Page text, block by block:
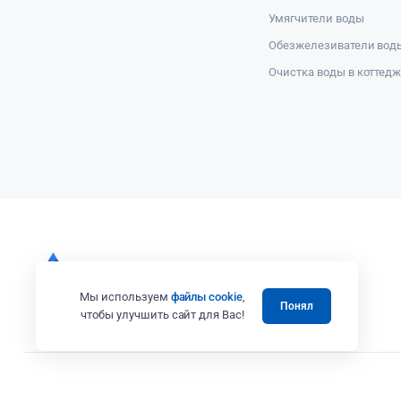
Умягчители воды
Обезжелезиватели
Очистка воды в
Мы используем файлы cookie,
чтобы улучшить сайт для Вас!
Понял